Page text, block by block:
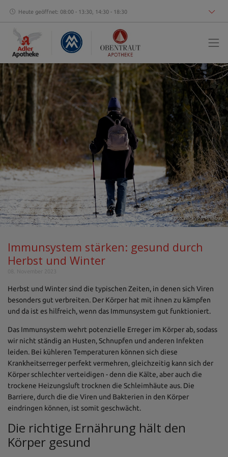
Heute geöffnet: 08:00 - 13:30, 14:30 - 18:30
Foto: NickyPe,Pixabay
Immunsystem stärken: gesund durch
Herbst und Winter
Herbst und Winter sind die typischen Zeiten, in denen sich Viren
besonders gut verbreiten. Der Körper hat mit ihnen zu kämpfen
und da ist es hilfreich, wenn das Immunsystem gut funktioniert.
Das Immunsystem wehrt potenzielle Erreger im Körper ab, sodass
wir nicht ständig an Husten, Schnupfen und anderen Infekten
leiden. Bei kühleren Temperaturen können sich diese
Krankheitserreger perfekt vermehren, gleichzeitig kann sich der
Körper schlechter verteidigen - denn die Kälte, aber auch die
trockene Heizungsluft trocknen die Schleimhäute aus. Die
Barriere, durch die die Viren und Bakterien in den Körper
eindringen können, ist somit geschwächt.
Die richtige Ernährung hält den
Körper gesund